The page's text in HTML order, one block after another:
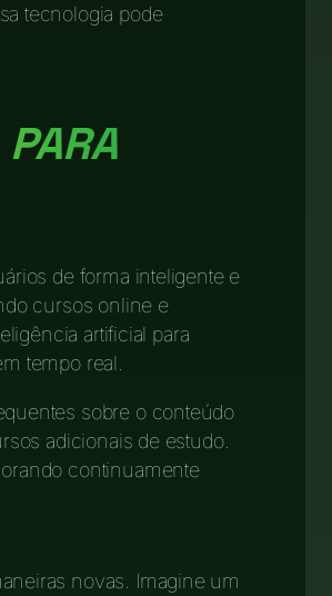
tecnologia pode
de forma inteligente e
cursos online e
artificial para
tempo real.
sobre o conteúdo
adicionais de estudo.
continuamente
novas. Imagine um